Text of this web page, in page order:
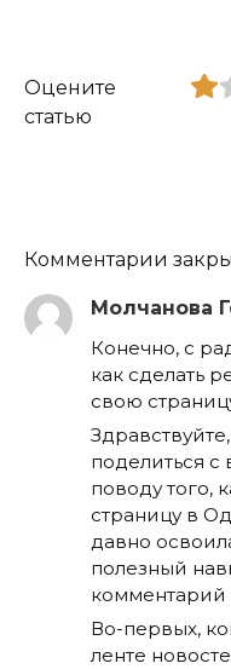
Оцените
статью
Комментарии
Молчанова
Конечно, с
как сделать
свою
поделиться
поводу того,
страницу в
давно
полезный
Во-первых,
ленте